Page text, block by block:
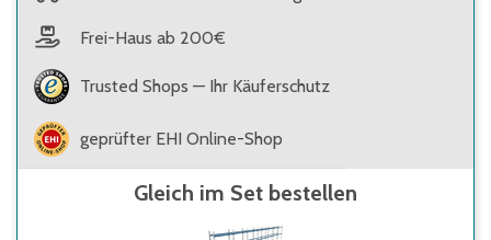
Frei-Haus ab 200€
Trusted Shops — Ihr Käuferschutz
geprüfter EHI Online-Shop
Gleich im Set bestellen